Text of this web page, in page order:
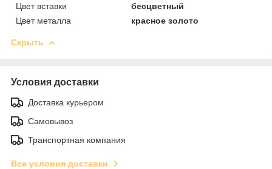
Цвет вставки
бесцветный
Цвет металла
красное золото
Скрыть
Условия доставки
Доставка курьером
Самовывоз
Транспортная компания
Все условия доставки